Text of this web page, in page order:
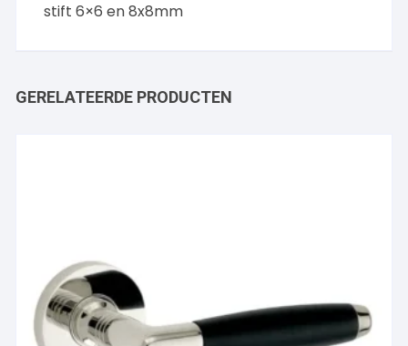
stift 6×6 en 8x8mm
GERELATEERDE PRODUCTEN